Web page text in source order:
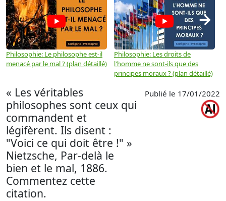
Philosophie: Le philosophe est-il
menacé par le mal ? (plan détaillé)
Philosophie: Les droits de
l'homme ne sont-ils que des
principes moraux ? (plan détaillé)
→
« Les véritables
philosophes sont ceux qui
commandent et
légifèrent. Ils disent :
"Voici ce qui doit être !" »
Nietzsche, Par-delà le
bien et le mal, 1886.
Commentez cette
citation.
Publié le 17/01/2022